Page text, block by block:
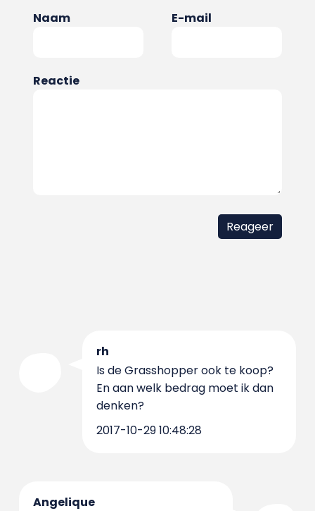
Naam E-mail
Reactie
rh
Is de Grasshopper ook te koop?
En aan welk bedrag moet ik dan
denken?
2017-10-29 10:48:28
Angelique